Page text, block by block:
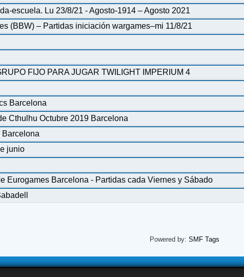
escuela. Lu 23/8/21 - Agosto-1914 – Agosto 2021
(BBW) – Partidas iniciación wargames–mi 11/8/21
FIJO PARA JUGAR TWILIGHT IMPERIUM 4
Barcelona
Cthulhu Octubre 2019 Barcelona
Barcelona
junio
Eurogames Barcelona - Partidas cada Viernes y Sábado
Powered by: SMF Tags